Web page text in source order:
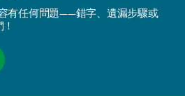
有任何問題——錯字、遺漏步驟或